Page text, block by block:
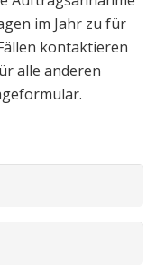
alle anderen